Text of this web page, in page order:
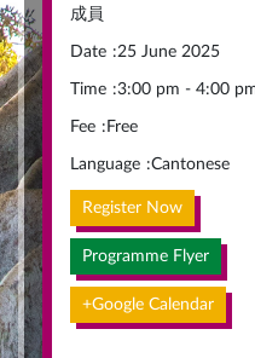
成員
Date :25 June 2025
Time :3:00 pm - 4:00
Fee : Free
Language :Cantonese
Register Now
Programme Flyer
+Google Calendar